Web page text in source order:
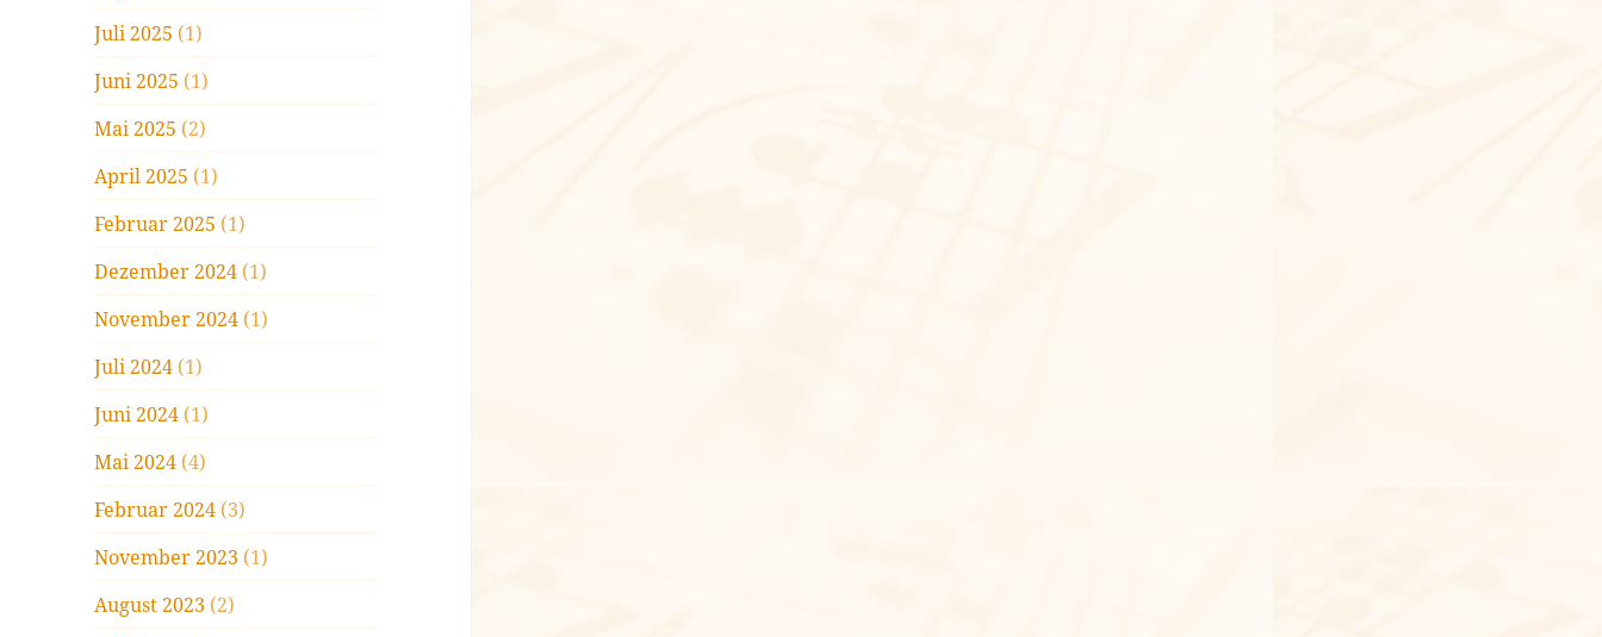
Juli 2025 (1)
Juni 2025 (1)
Mai 2025 (2)
April 2025 (1)
Februar 2025 (1)
Dezember 2024 (1)
November 2024 (1)
Juli 2024 (1)
Juni 2024 (1)
Mai 2024 (4)
Februar 2024 (3)
November 2023 (1)
August 2023 (2)